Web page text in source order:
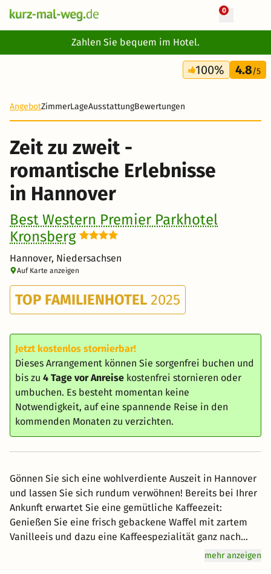
0
Zahlen Sie bequem im Hotel.
3 Tage
199 €
100% 4.8/5
AngebotZimmerLageAusstattungBewertungen
Zeit zu zweit -
romantische Erlebnisse
in Hannover
Best Western Premier Parkhotel
Kronsberg
Hannover, Niedersachsen
Auf Karte anzeigen
TOP FAMILIENHOTEL 2025
Jetzt kostenlos stornierbar!
Dieses Arrangement können Sie sorgenfrei buchen und
bis zu 4 Tage vor Anreise kostenfrei stornieren oder
umbuchen. Es besteht momentan keine
Notwendigkeit, auf eine spannende Reise in den
kommenden Monaten zu verzichten.
Gönnen Sie sich eine wohlverdiente Auszeit in Hannover
und lassen Sie sich rundum verwöhnen! Bereits bei Ihrer
Ankunft erwartet Sie eine gemütliche Kaffeezeit:
Genießen Sie eine frisch gebackene Waffel mit zartem
Vanilleeis und dazu eine Kaffeespezialität ganz nach
Ihrem Geschmack. Auf Ihrem Zimmer steht einemehr anzeigen